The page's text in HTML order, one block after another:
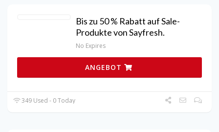
Bis zu 50 % Rabatt auf Sale-
Produkte von Sayfresh.
No Expires
ANGEBOT
349 Used - 0 Today